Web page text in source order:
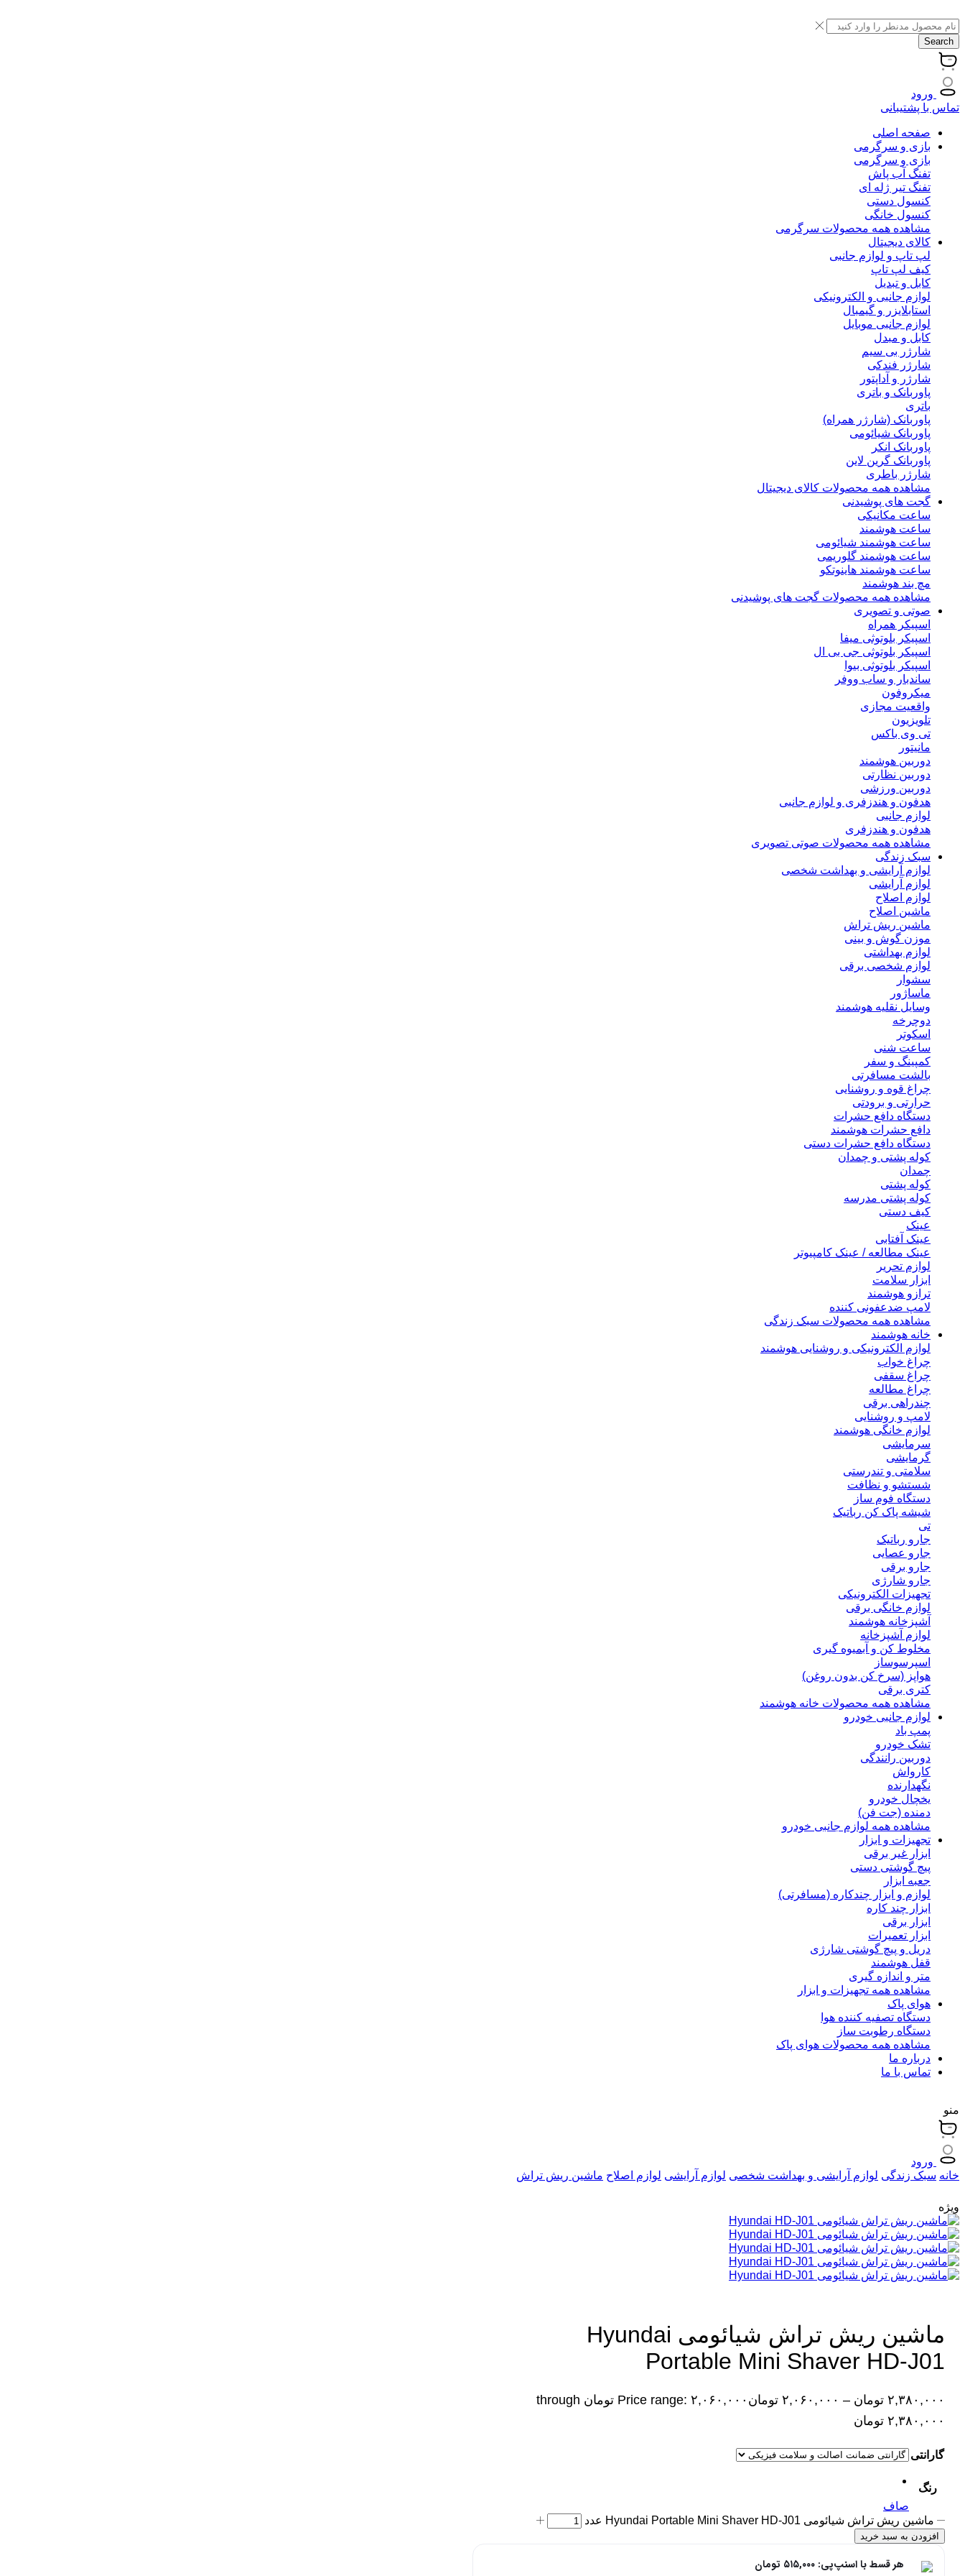
Search
ورود
تماس با پشتیبانی
صفحه اصلی
بازی و سرگرمی
بازی و سرگرمی
تفنگ آب پاش
تفنگ تیر ژله ای
کنسول دستی
کنسول خانگی
مشاهده همه محصولات سرگرمی
کالای دیجیتال
لپ تاپ و لوازم جانبی
کیف لپ تاپ
کابل و تبدیل
لوازم جانبی و الکترونیکی
استابلایزر و گیمبال
لوازم جانبی موبایل
کابل و مبدل
شارژر بی سیم
شارژر فندکی
شارژر و آداپتور
پاوربانک و باتری
باتری
پاوربانک (شارژر همراه)
پاوربانک شیائومی
پاوربانک انکر
پاوربانک گرین لاین
شارژر باطری
مشاهده همه محصولات کالای دیجیتال
گجت های پوشیدنی
ساعت مکانیکی
ساعت هوشمند
ساعت هوشمند شیائومی
ساعت هوشمند گلوریمی
ساعت هوشمند هاینوتکو
مچ بند هوشمند
مشاهده همه محصولات گجت های پوشیدنی
صوتی و تصویری
اسپیکر همراه
اسپیکر بلوتوثی میفا
اسپیکر بلوتوثی جی بی ال
اسپیکر بلوتوثی بیوا
ساندبار و ساب ووفر
میکروفون
واقعیت مجازی
تلویزیون
تی وی باکس
مانیتور
دوربین هوشمند
دوربین نظارتی
دوربین ورزشی
هدفون و هندزفری و لوازم جانبی
لوازم جانبی
هدفون و هندزفری
مشاهده همه محصولات صوتی تصویری
سبک زندگی
لوازم آرایشی و بهداشت شخصی
لوازم آرایشی
لوازم اصلاح
ماشین اصلاح
ماشین ریش تراش
موزن گوش و بینی
لوازم بهداشتی
لوازم شخصی برقی
سشوار
ماساژور
وسایل نقلیه هوشمند
دوچرخه
اسکوتر
ساعت شنی
کمپینگ و سفر
بالشت مسافرتی
چراغ قوه و روشنایی
حرارتی و برودتی
دستگاه دافع حشرات
دافع حشرات هوشمند
دستگاه دافع حشرات دستی
کوله پشتی و چمدان
چمدان
کوله پشتی
کوله پشتی مدرسه
کیف دستی
عینک
عینک آفتابی
عینک مطالعه / عینک کامپیوتر
لوازم تحریر
ابزار سلامت
ترازو هوشمند
لامپ ضدعفونی کننده
مشاهده همه محصولات سبک زندگی
خانه هوشمند
لوازم الکترونیکی و روشنایی هوشمند
چراغ خواب
چراغ سقفی
چراغ مطالعه
چندراهی برقی
لامپ و روشنایی
لوازم خانگی هوشمند
سرمایشی
گرمایشی
سلامتی و تندرستی
شستشو و نظافت
دستگاه فوم ساز
شیشه پاک کن رباتیک
تی
جارو رباتیک
جارو عصایی
جارو برقی
جارو شارژی
تجهیزات الکترونیکی
لوازم خانگی برقی
آشپزخانه هوشمند
لوازم آشپزخانه
مخلوط کن و آبمیوه گیری
اسپرسوساز
هواپز (سرخ کن بدون روغن)
کتری برقی
مشاهده همه محصولات خانه هوشمند
لوازم جانبی خودرو
پمپ باد
تشک خودرو
دوربین رانندگی
کارواش
نگهدارنده
یخچال خودرو
دمنده (جت فن)
مشاهده همه لوازم جانبی خودرو
تجهیزات و ابزار
ابزار غیر برقی
پیچ گوشتی دستی
جعبه ابزار
لوازم و ابزار چندکاره (مسافرتی)
ابزار چند کاره
ابزار برقی
ابزار تعمیرات
دریل و پیچ گوشتی شارژی
قفل هوشمند
متر و اندازه گیری
مشاهده همه تجهیزات و ابزار
هوای پاک
دستگاه تصفیه کننده هوا
دستگاه رطوبت ساز
مشاهده همه محصولات هوای پاک
درباره ما
تماس با ما
منو
ورود
خانه سبک زندگی لوازم آرایشی و بهداشت شخصی لوازم آرایشی لوازم اصلاح ماشین ریش تراش
ویژه
ماشين ریش تراش شیائومی Hyundai
Portable Mini Shaver HD-J01
۲,۳۸۰,۰۰۰ تومان – ۲,۰۶۰,۰۰۰ تومان
Price range: ۲,۰۶۰,۰۰۰ تومان through
۲,۳۸۰,۰۰۰ تومان
گارانتی
رنگ
صاف
ماشين ریش تراش شیائومی Hyundai Portable Mini Shaver HD-J01 عدد
افزودن به سبد خرید
هر قسط با اسنپ‌پی: ۵۱۵,۰۰۰ تومان